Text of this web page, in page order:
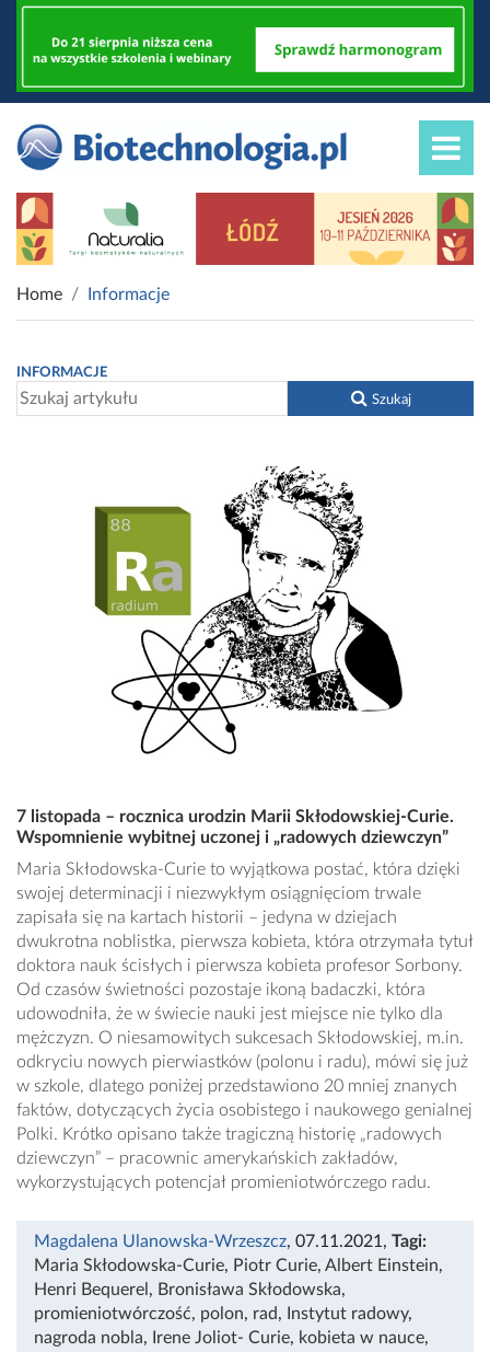
Home Informacje
INFORMACJE
Szukaj
7 listopada – rocznica urodzin Marii Skłodowskiej-Curie.
Wspomnienie wybitnej uczonej i „radowych dziewczyn”
Maria Skłodowska-Curie to wyjątkowa postać, która dzięki
swojej determinacji i niezwykłym osiągnięciom trwale
zapisała się na kartach historii – jedyna w dziejach
dwukrotna noblistka, pierwsza kobieta, która otrzymała tytuł
doktora nauk ścisłych i pierwsza kobieta profesor Sorbony.
Od czasów świetności pozostaje ikoną badaczki, która
udowodniła, że w świecie nauki jest miejsce nie tylko dla
mężczyzn. O niesamowitych sukcesach Skłodowskiej, m.in.
odkryciu nowych pierwiastków (polonu i radu), mówi się już
w szkole, dlatego poniżej przedstawiono 20 mniej znanych
faktów, dotyczących życia osobistego i naukowego genialnej
Polki. Krótko opisano także tragiczną historię „radowych
dziewczyn” – pracownic amerykańskich zakładów,
wykorzystujących potencjał promieniotwórczego radu.
Magdalena Ulanowska-Wrzeszcz, 07.11.2021 , Tagi:
Maria Skłodowska-Curie, Piotr Curie, Albert Einstein,
Henri Bequerel , Bronisława Skłodowska,
promieniotwórczość, polon, rad, Instytut radowy,
nagroda nobla, Irene Joliot- Curie, kobieta w nauce,